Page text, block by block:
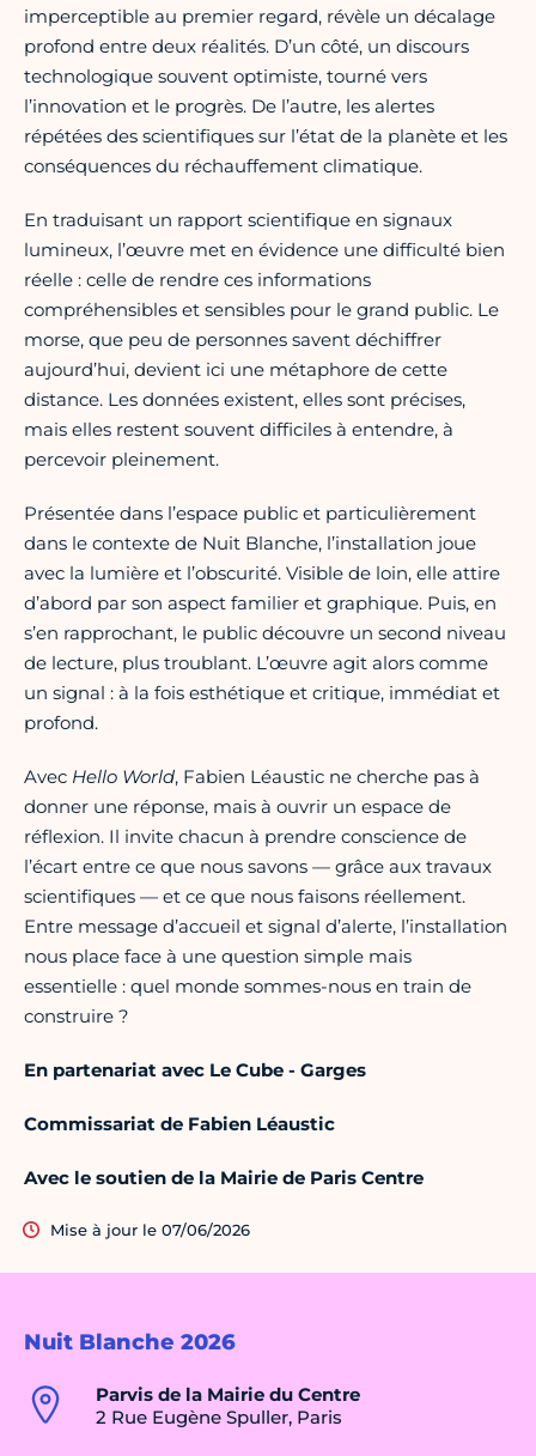
Nuit Blanche 2026
Parvis de la Mairie du Centre
2 Rue Eugène Spuller, Paris
imperceptible au premier regard, révèle un décalage
profond entre deux réalités. D’un côté, un discours
technologique souvent optimiste, tourné vers
l’innovation et le progrès. De l’autre, les alertes
répétées des scientifiques sur l’état de la planète et les
conséquences du réchauffement climatique.
En traduisant un rapport scientifique en signaux
lumineux, l’œuvre met en évidence une difficulté bien
réelle : celle de rendre ces informations
compréhensibles et sensibles pour le grand public. Le
morse, que peu de personnes savent déchiffrer
aujourd’hui, devient ici une métaphore de cette
distance. Les données existent, elles sont précises,
mais elles restent souvent difficiles à entendre, à
percevoir pleinement.
Présentée dans l’espace public et particulièrement
dans le contexte de Nuit Blanche, l’installation joue
avec la lumière et l’obscurité. Visible de loin, elle attire
d’abord par son aspect familier et graphique. Puis, en
s’en rapprochant, le public découvre un second niveau
de lecture, plus troublant. L’œuvre agit alors comme
un signal : à la fois esthétique et critique, immédiat et
profond.
Avec Hello World, Fabien Léaustic ne cherche pas à
donner une réponse, mais à ouvrir un espace de
réflexion. Il invite chacun à prendre conscience de
l’écart entre ce que nous savons — grâce aux travaux
scientifiques — et ce que nous faisons réellement.
Entre message d’accueil et signal d’alerte, l’installation
nous place face à une question simple mais
essentielle : quel monde sommes-nous en train de
construire ?
En partenariat avec Le Cube - Garges
Commissariat de Fabien Léaustic
Avec le soutien de la Mairie de Paris Centre
Mise à jour le 07/06/2026